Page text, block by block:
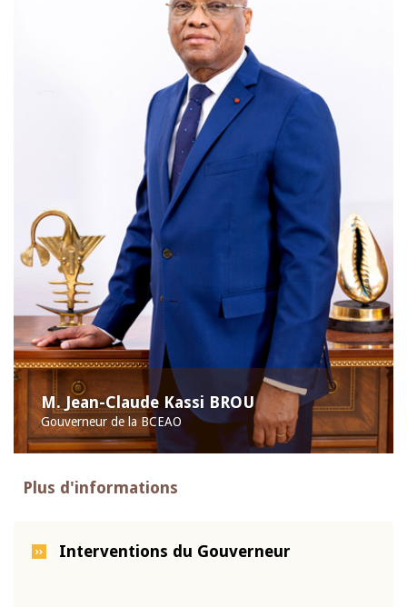
M. Jean-Claude Kassi BROU
Gouverneur de la BCEAO
Plus d'informations
Interventions du Gouverneur